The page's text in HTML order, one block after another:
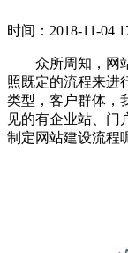
时间：2018-11-04
众所周知，网站
照既定的流程来进
类型，客户群体，
见的有企业站、门
制定网站建设流程